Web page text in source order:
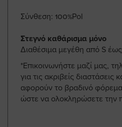
Σύνθεση: 100%Pol
Στεγνό καθάρισμα μόνο
Διαθέσιμα μεγέθη από S
*Επικοινωνήστε μαζί μας,
για τις ακριβείς διαστάσεις
αφορούν το βραδινό
ώστε να ολοκληρώσετε την